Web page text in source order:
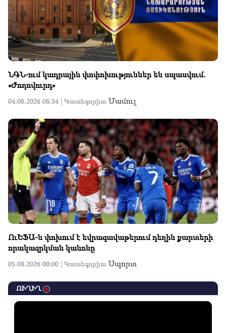
ՆԳՆ-ում կադրային փոփոխություններ են սպասվում.
«Ժողովուրդ»
04.08.2026 08:34 | Կատեգորիա Մամուլ
ՈւԵՖԱ-ն փոխում է եվրագավաթերում դեղին քարտերի
որակազրկման կանոնը
05.08.2026 00:00 | Կատեգորիա Սպորտ
ՈՒՂԻՂ